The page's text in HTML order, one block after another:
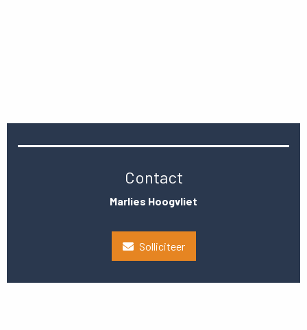
Contact
Marlies Hoogvliet
Solliciteer